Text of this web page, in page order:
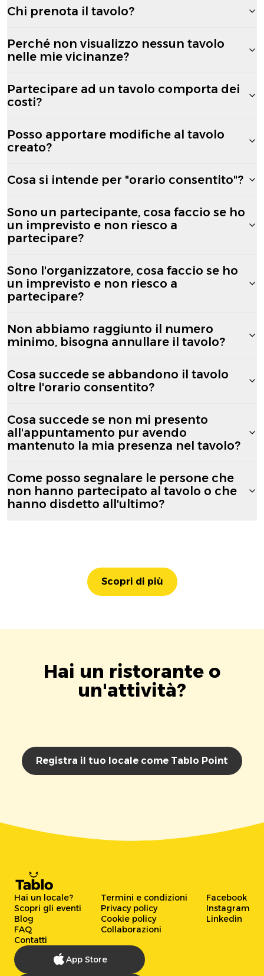
Chi prenota il tavolo?
Perché non visualizzo nessun tavolo
nelle mie vicinanze?
Partecipare ad un tavolo comporta dei
costi?
Posso apportare modifiche al tavolo
creato?
Cosa si intende per "orario consentito"?
Sono un partecipante, cosa faccio se ho
un imprevisto e non riesco a
partecipare?
Sono l'organizzatore, cosa faccio se ho
un imprevisto e non riesco a
partecipare?
Non abbiamo raggiunto il numero
minimo, bisogna annullare il tavolo?
Cosa succede se abbandono il tavolo
oltre l'orario consentito?
Cosa succede se non mi presento
all'appuntamento pur avendo
mantenuto la mia presenza nel tavolo?
Come posso segnalare le persone che
non hanno partecipato al tavolo o che
hanno disdetto all'ultimo?
Scopri di più
Hai un ristorante o
un'attività?
Registra il tuo locale come Tablo Point
Hai un locale?
Scopri gli eventi
Blog
FAQ
Contatti
Termini e condizioni
Privacy policy
Cookie policy
Collaborazioni
Facebook
Instagram
Linkedin
App Store